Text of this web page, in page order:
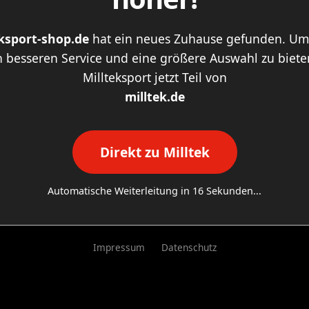
shop.de hat ein neues Zuhause gefunden.
besseren Service und eine größere Auswahl zu
Millteksport jetzt Teil von
milltek.de
Direkt zu Milltek
Automatische Weiterleitung in 16 Sekunden...
Impressum Datenschutz